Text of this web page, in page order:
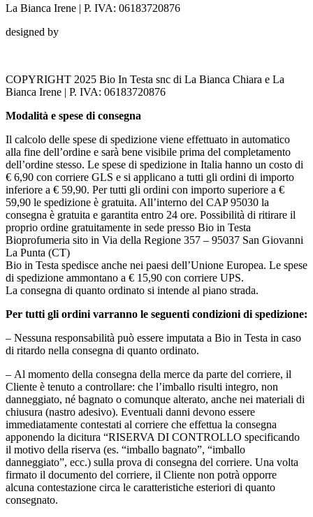
La Bianca Irene | P. IVA: 06183720876
designed by
COPYRIGHT 2025 Bio In Testa snc di La Bianca Chiara e La
Bianca Irene | P. IVA: 06183720876
Modalità e spese di consegna
Il calcolo delle spese di spedizione viene effettuato in automatico
alla fine dell’ordine e sarà bene visibile prima del completamento
dell’ordine stesso. Le spese di spedizione in Italia hanno un costo di
€ 6,90 con corriere GLS e si applicano a tutti gli ordini di importo
inferiore a € 59,90. Per tutti gli ordini con importo superiore a €
59,90 le spedizione è gratuita. All’interno del CAP 95030 la
consegna è gratuita e garantita entro 24 ore. Possibilità di ritirare il
proprio ordine gratuitamente in sede presso Bio in Testa
Bioprofumeria sito in Via della Regione 357 – 95037 San Giovanni
La Punta (CT)
Bio in Testa spedisce anche nei paesi dell’Unione Europea. Le spese
di spedizione ammontano a € 15,90 con corriere UPS.
La consegna di quanto ordinato si intende al piano strada.
Per tutti gli ordini varranno le seguenti condizioni di spedizione:
– Nessuna responsabilità può essere imputata a Bio in Testa in caso
di ritardo nella consegna di quanto ordinato.
– Al momento della consegna della merce da parte del corriere, il
Cliente è tenuto a controllare: che l’imballo risulti integro, non
danneggiato, né bagnato o comunque alterato, anche nei materiali di
chiusura (nastro adesivo). Eventuali danni devono essere
immediatamente contestati al corriere che effettua la consegna
apponendo la dicitura “RISERVA DI CONTROLLO specificando
il motivo della riserva (es. “imballo bagnato”, “imballo
danneggiato”, ecc.) sulla prova di consegna del corriere. Una volta
firmato il documento del corriere, il Cliente non potrà opporre
alcuna contestazione circa le caratteristiche esteriori di quanto
consegnato.